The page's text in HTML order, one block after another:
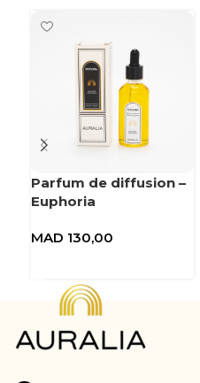
Parfum de diffusion –
Euphoria
MAD 130,00